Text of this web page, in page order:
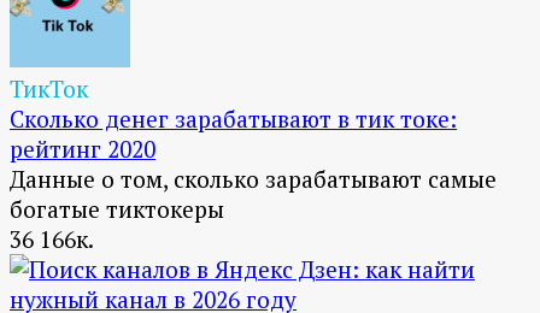
ТикТок
Сколько денег зарабатывают в тик токе:
рейтинг 2020
Данные о том, сколько зарабатывают самые
богатые тиктокеры
36 166к.